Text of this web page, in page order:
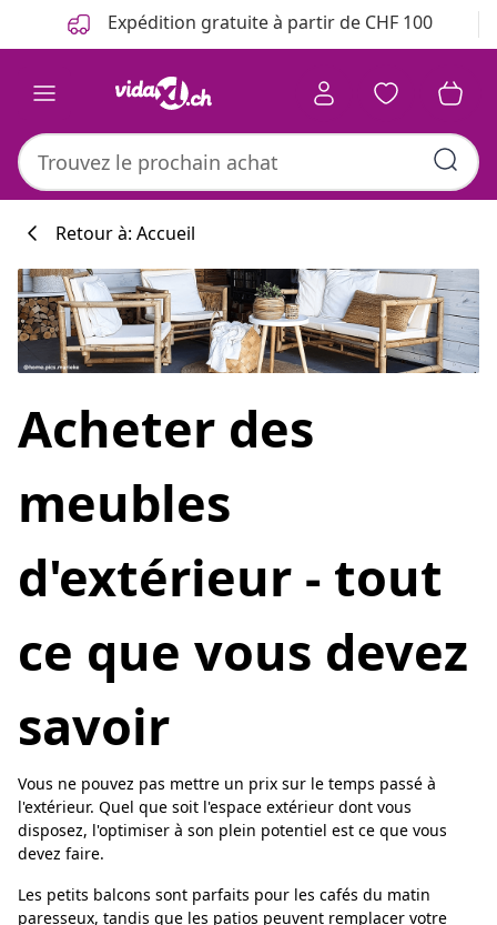
Précédent Expédition gratuite à partir de CHF 100
Retour à: Accueil
Acheter des
meubles
d'extérieur - tout
ce que vous devez
savoir
Vous ne pouvez pas mettre un prix sur le temps passé à
l'extérieur. Quel que soit l'espace extérieur dont vous
disposez, l'optimiser à son plein potentiel est ce que vous
devez faire.
Les petits balcons sont parfaits pour les cafés du matin
paresseux, tandis que les patios peuvent remplacer votre